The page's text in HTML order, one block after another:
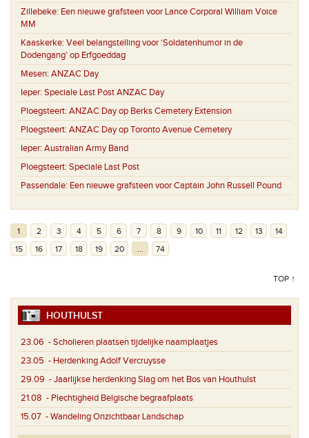
Zillebeke: Een nieuwe grafsteen voor Lance Corporal William Voice
MM
Kaaskerke: Veel belangstelling voor ‘Soldatenhumor in de
Dodengang’ op Erfgoeddag
Mesen: ANZAC Day
Ieper: Speciale Last Post ANZAC Day
Ploegsteert: ANZAC Day op Berks Cemetery Extension
Ploegsteert: ANZAC Day op Toronto Avenue Cemetery
Ieper: Australian Army Band
Ploegsteert: Speciale Last Post
Passendale: Een nieuwe grafsteen voor Captain John Russell Pound
1 2 3 4 5 6 7 8 9 10 11 12 13
14
15
16 17 18 19 20 ... 74
TOP ↑
HOUTHULST
23.06 - Scholieren plaatsen tijdelijke naamplaatjes
23.05 - Herdenking Adolf Vercruysse
29.09 - Jaarlijkse herdenking Slag om het Bos van Houthulst
21.08 - Plechtigheid Belgische begraafplaats
15.07 - Wandeling Onzichtbaar Landschap